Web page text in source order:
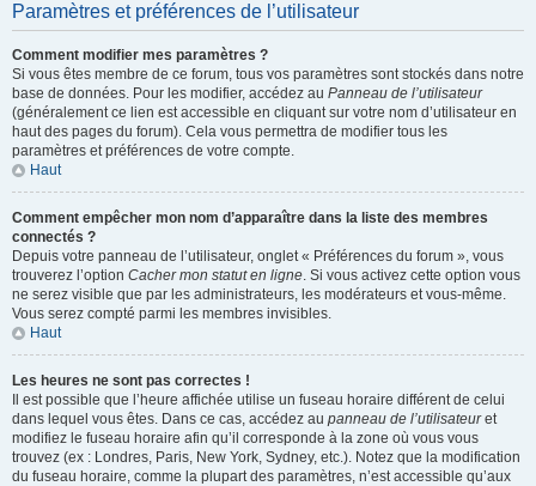
Paramètres et préférences de l’utilisateur
Comment modifier mes paramètres ?
Si vous êtes membre de ce forum, tous vos paramètres sont stockés dans notre
base de données. Pour les modifier, accédez au Panneau de l’utilisateur
(généralement ce lien est accessible en cliquant sur votre nom d’utilisateur en
haut des pages du forum). Cela vous permettra de modifier tous les
paramètres et préférences de votre compte.
Haut
Comment empêcher mon nom d’apparaître dans la liste des membres
connectés ?
Depuis votre panneau de l’utilisateur, onglet « Préférences du forum », vous
trouverez l’option Cacher mon statut en ligne. Si vous activez cette option vous
ne serez visible que par les administrateurs, les modérateurs et vous-même.
Vous serez compté parmi les membres invisibles.
Haut
Les heures ne sont pas correctes !
Il est possible que l’heure affichée utilise un fuseau horaire différent de celui
dans lequel vous êtes. Dans ce cas, accédez au panneau de l’utilisateuret
modifiez le fuseau horaire afin qu’il corresponde à la zone où vous vous
trouvez (ex : Londres, Paris, New York, Sydney, etc.). Notez que la modification
du fuseau horaire, comme la plupart des paramètres, n’est accessible qu’aux